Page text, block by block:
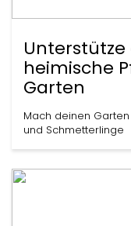
heimische
Garten
Mach deinen
und Schmetterlinge